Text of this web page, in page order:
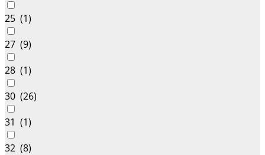
25 (1)
27 (9)
28 (1)
30 (26)
31 (1)
32 (8)